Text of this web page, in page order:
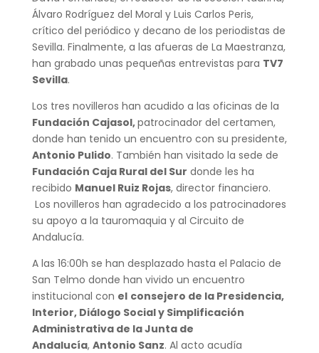
Álvaro Rodríguez del Moral y Luis Carlos Peris,
crítico del periódico y decano de los periodistas de
Sevilla. Finalmente, a las afueras de La Maestranza,
han grabado unas pequeñas entrevistas para TV7
Sevilla.
Los tres novilleros han acudido a las oficinas de la
Fundación Cajasol,patrocinador del certamen,
donde han tenido un encuentro con su presidente,
Antonio Pulido. También han visitado la sede de
Fundación Caja Rural del Sur donde les ha
recibido Manuel Ruiz Rojas, director financiero.
Los novilleros han agradecido a los patrocinadores
su apoyo a la tauromaquia y al Circuito de
Andalucía.
A las 16:00h se han desplazado hasta el Palacio de
San Telmo donde han vivido un encuentro
institucional con el consejero de la Presidencia,
Interior, Diálogo Social y Simplificación
Administrativa de la Junta de
Andalucía, Antonio Sanz. Al acto acudía